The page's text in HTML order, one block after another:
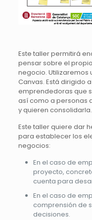
Este taller permitirá
pensar sobre el
negocio. Utilizaremos
Canvas. Está dirigido
emprendedoras que
así como a personas
y quieren consolidarla.
Este taller quiere dar
para establecer los
negocios:
En el caso de
proyecto,
cuenta para
En el caso de
comprensión de
decisiones.